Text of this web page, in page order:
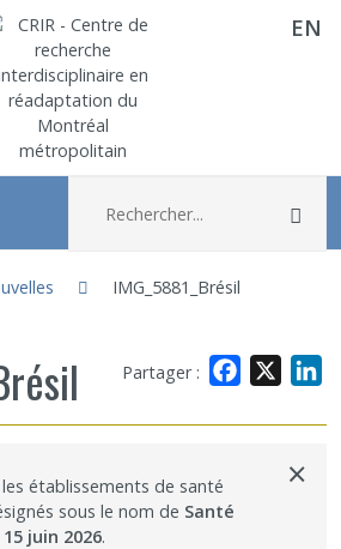
au contenu EN
IMG_5881_Brésil
Partager : Facebook
établissements de santé
sous le nom de Santé
15 juin 2026.
×